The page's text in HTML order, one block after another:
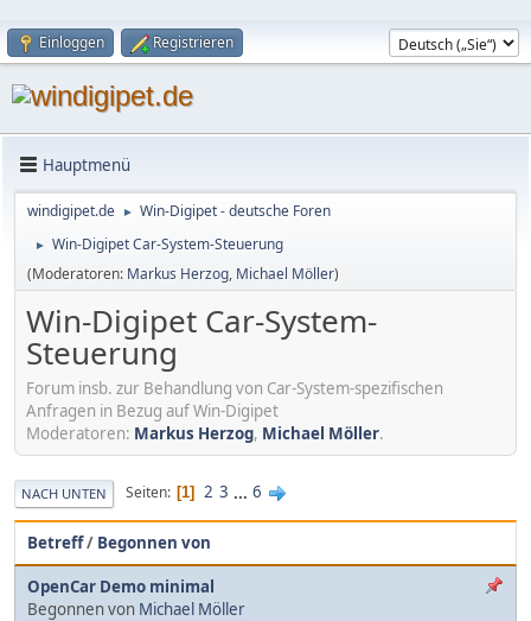
Einloggen Registrieren
Hauptmenü
windigipet.de ► Win-Digipet - deutsche Foren
►
Win-Digipet Car-System-Steuerung
(Moderatoren: Markus Herzog, Michael Möller)
Win-Digipet Car-System-
Steuerung
Forum insb. zur Behandlung von Car-System-spezifischen
Anfragen in Bezug auf Win-Digipet
Moderatoren: Markus Herzog, Michael Möller.
NACH UNTEN Seiten 1 2 3 ... 6
Betreff/ Begonnen von
OpenCar Demo minimal
Begonnen von Michael Möller